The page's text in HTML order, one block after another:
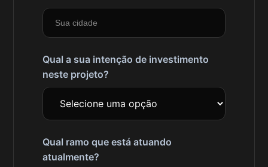
Qual a sua intenção de investimento
neste projeto?
Qual ramo que está atuando
atualmente?